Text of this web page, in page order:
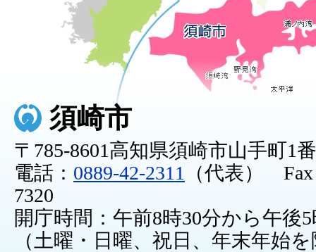
須崎市
〒785-8601高知県須崎市山手町1
電話： 0889-42-2311
（代表） Fax
7320
開庁時間：午前8時30分から午後
（土曜・日曜、祝日、年末年始